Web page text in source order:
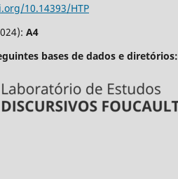
10.14393/HTP
A4
bases de dados e diretórios: